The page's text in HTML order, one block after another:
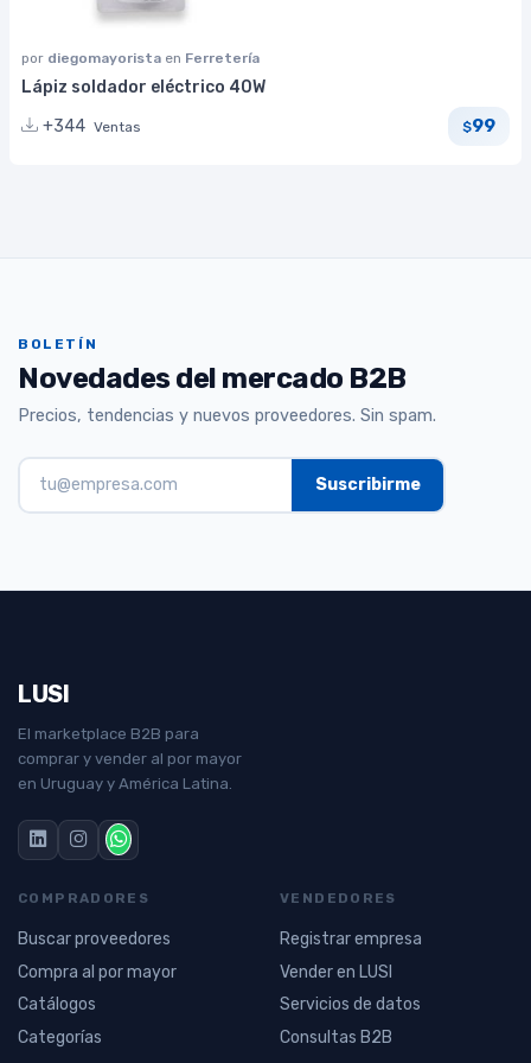
por diegomayorista en Ferretería
Lápiz soldador eléctrico 40W
+344 Ventas $99
BOLETÍN
Novedades del mercado B2B
Precios, tendencias y nuevos proveedores. Sin spam.
LUSI
El marketplace B2B para
comprar y vender al por mayor
en Uruguay y América Latina.
COMPRADORES
Buscar proveedores
Compra al por mayor
Catálogos
Categorías
VENDEDORES
Registrar empresa
Vender en LUSI
Servicios de datos
Consultas B2B